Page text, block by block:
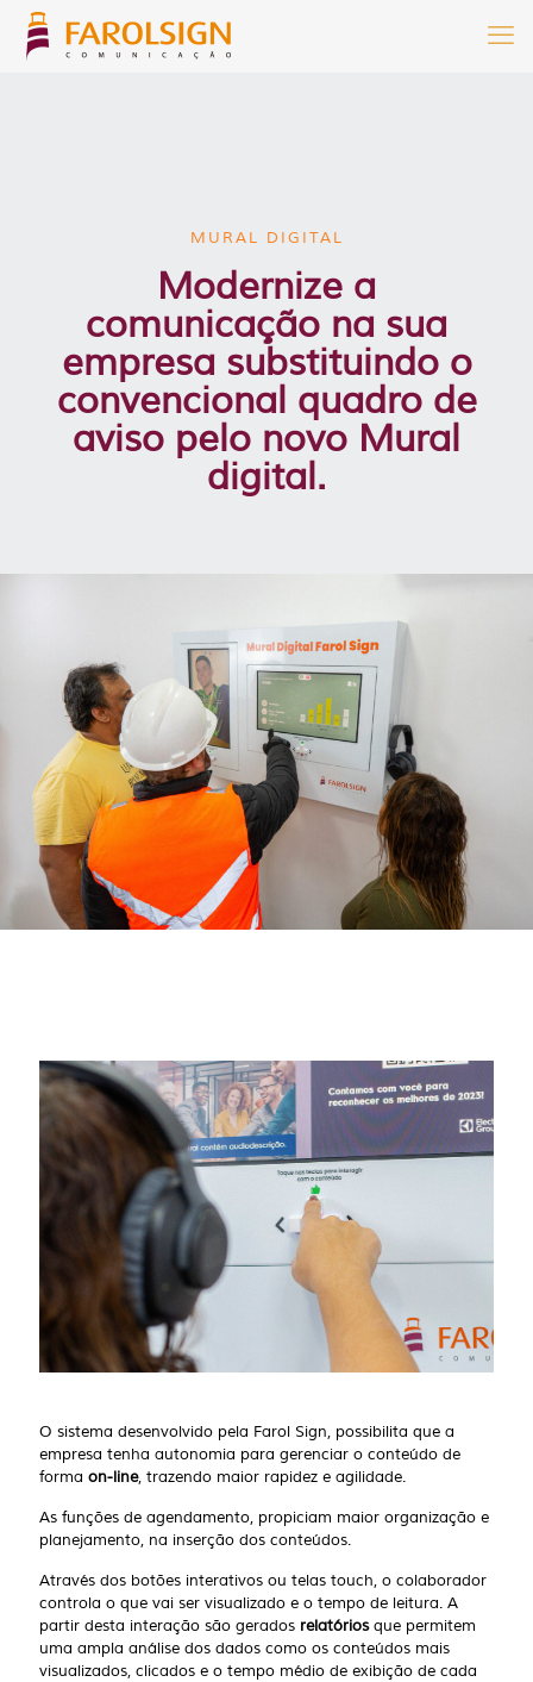
MURAL DIGITAL
Modernize a
comunicação na sua
empresa substituindo o
convencional quadro de
aviso pelo novo Mural
digital.
O sistema desenvolvido pela Farol Sign, possibilita que a
empresa tenha autonomia para gerenciar o conteúdo de
forma on-line, trazendo maior rapidez e agilidade.
As funções de agendamento, propiciam maior organização e
planejamento, na inserção dos conteúdos.
Através dos botões interativos ou telas touch, o colaborador
controla o que vai ser visualizado e o tempo de leitura. A
partir desta interação são gerados relatóriosque permitem
uma ampla análise dos dados como os conteúdos mais
visualizados, clicados e o tempo médio de exibição de cada